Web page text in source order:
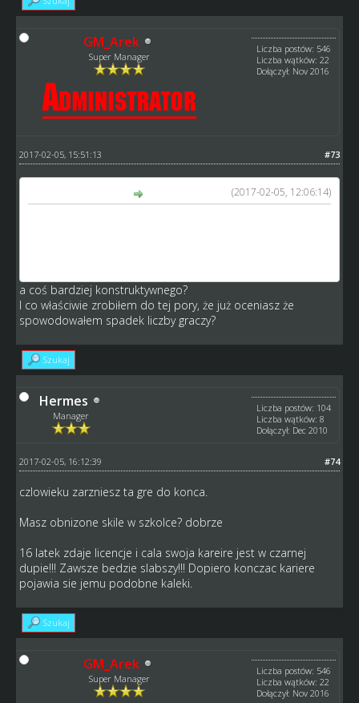
GM_Arek
Super Manager
Liczba postów: 546
Liczba wątków: 22
Dołączył: Nov 2016
#73
2017-02-05, 15:51:13
(2017-02-05, 12:06:14)
a coś bardziej konstruktywnego?
I co właściwie zrobiłem do tej pory, że już oceniasz że
spowodowałem spadek liczby graczy?
Szukaj
Hermes
Manager
Liczba postów: 104
Liczba wątków: 8
Dołączył: Dec 2010
#74
2017-02-05, 16:12:39
czlowieku zarzniesz ta gre do konca.
Masz obnizone skile w szkolce? dobrze
16 latek zdaje licencje i cala swoja kareire jest w czarnej
dupie!!! Zawsze bedzie slabszy!!! Dopiero konczac kariere
pojawia sie jemu podobne kaleki.
Szukaj
GM_Arek
Super Manager
Liczba postów: 546
Liczba wątków: 22
Dołączył: Nov 2016